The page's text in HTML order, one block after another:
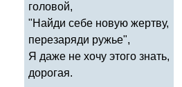
головой,
"Найди себе новую жертву,
перезаряди ружье",
Я даже не хочу этого знать,
дорогая.